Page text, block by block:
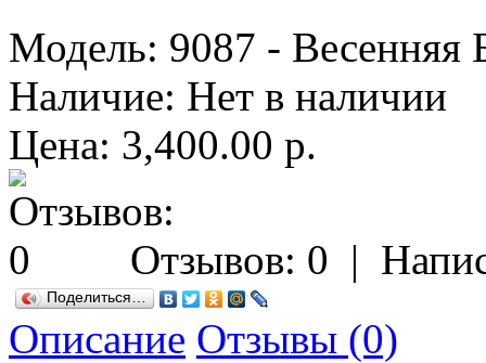
Модель: 9087 - Весенняя
Наличие: Нет в наличии
Цена: 3,400.00 р.
Отзывов: 0 |
Поделиться…
Описание Отзывы (0)